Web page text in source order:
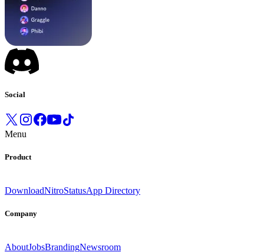
Social
Menu
Product
DownloadNitroStatusApp Directory
Company
AboutJobsBrandingNewsroom